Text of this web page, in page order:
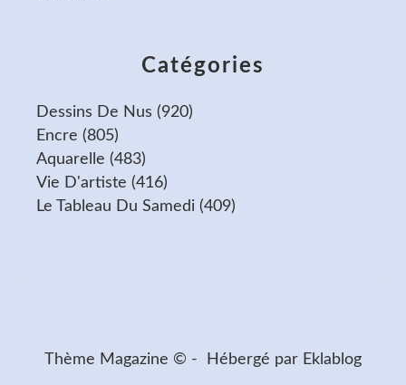
Catégories
Dessins De Nus (920)
Encre (805)
Aquarelle (483)
Vie D'artiste (416)
Le Tableau Du Samedi (409)
Thème Magazine © - Hébergé par Eklablog